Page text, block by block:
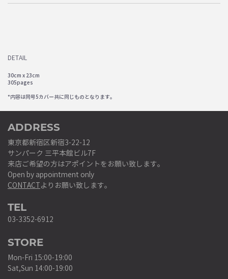
DETAIL
30cm x 23cm
305pages
*内容は同号5カバー共に同じものとなります。
ADDRESS
東京都新宿区新宿3-22-12
サンパーク 三平本館ビル7F
来店ご希望の方はアポイントをお願い致します。
Open by appointment only
CONTACTよりお願い致します。
TEL
03-3352-6912
STORE
Mon-Fri 15:00-19:00
Sat,Sun 14:00-19:00